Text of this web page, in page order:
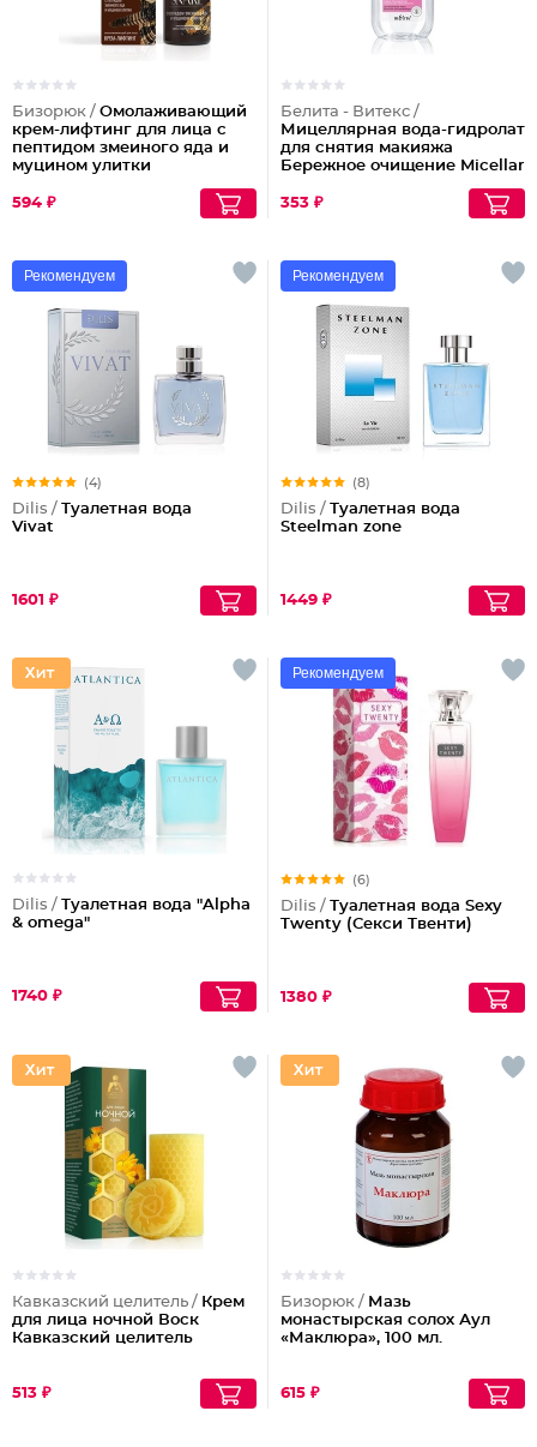
Бизорюк / Омолаживающий
крем-лифтинг для лица с
пептидом змеиного яда и
муцином улитки
594 ₽
Белита - Витекс /
Мицеллярная вода-гидролат
для снятия макияжа
Бережное очищение Micellar
353 ₽
Рекомендуем
(4)
Dilis / Туалетная вода
Vivat
1601 ₽
Рекомендуем
(8)
Dilis / Туалетная вода
Steelman zone
1449 ₽
Dilis / Туалетная вода "Alpha
& omega"
1740 ₽
Рекомендуем
(6)
Dilis / Туалетная вода Sexy
Twenty (Секси Твенти)
1380 ₽
Кавказский целитель / Крем
для лица ночной Воск
Кавказский целитель
513 ₽
Бизорюк / Мазь
монастырская солох Аул
«Маклюра», 100 мл.
615 ₽